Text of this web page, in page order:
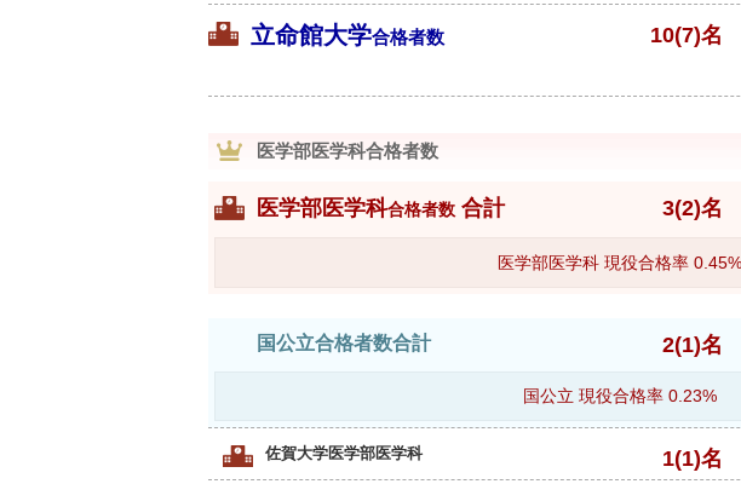
立命館大学合格者数 10(7)名
医学部医学科合格者数
医学部医学科合格者数 合計 3(2)名
医学部医学科 現役合格率 0.45%
国公立合格者数合計 2(1)名
国公立 現役合格率 0.23%
佐賀大学医学部医学科 1(1)名